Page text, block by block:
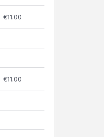
€11.00
€11.00